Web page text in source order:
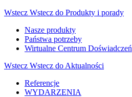
Wstecz Wstecz do Produkty i porady
Nasze produkty
Państwa potrzeby
Wirtualne Centrum Doświadczeń
Wstecz Wstecz do Aktualności
Referencje
WYDARZENIA